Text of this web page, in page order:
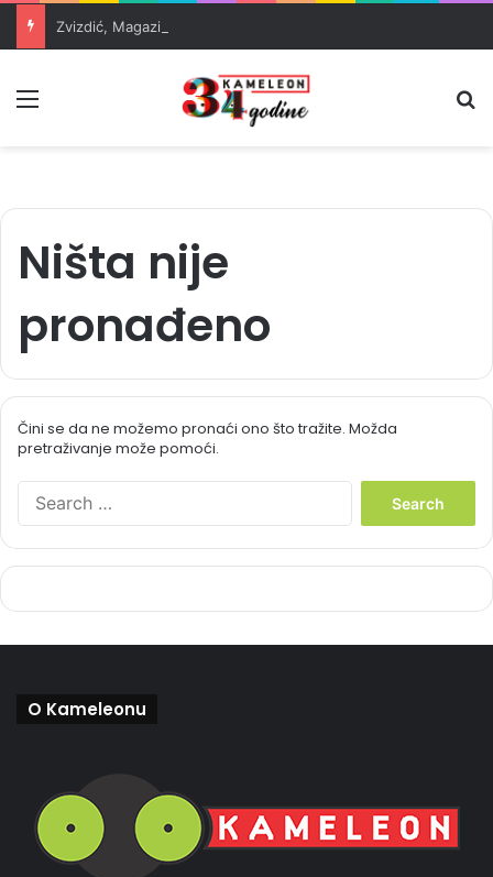
Ništa nije
pronađeno
Čini se da ne možemo pronaći ono što tražite. Možda
pretraživanje može pomoći.
h
O Kameleonu